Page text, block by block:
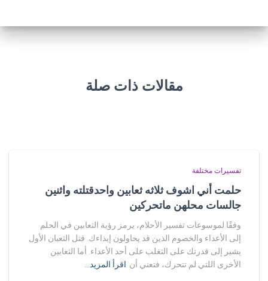
مقالات ذات صلة
تفسيرات مختلفة
حلمت أني اشوف ثلاثه ثعابين واحدقتلته واثنين
جالسات محلهن ماتحركين
وفقًا لموسوعات تفسير الأحلام، يرمز رؤية الثعابين في الحلم
إلى الأعداء والخصوم الذين قد يحاولون إيذاءك. قتل الثعبان الأول
يشير إلى قدرتك على التغلب على أحد الأعداء. أما الثعابين
الأخرى اللتي لم تتحرك، فتعني أن اقرأ المزيد…